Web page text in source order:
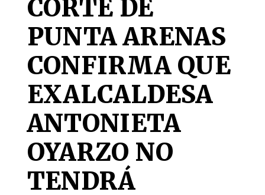
CORTE DE
PUNTA ARENAS
CONFIRMA QUE
EXALCALDESA
ANTONIETA
OYARZO NO
TENDRÁ